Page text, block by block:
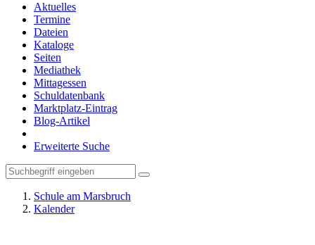
Aktuelles
Termine
Dateien
Kataloge
Seiten
Mediathek
Mittagessen
Schuldatenbank
Marktplatz-Eintrag
Blog-Artikel
Erweiterte Suche
Schule am Marsbruch
Kalender